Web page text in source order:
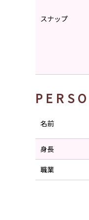
スナップ
名前
身長
職業